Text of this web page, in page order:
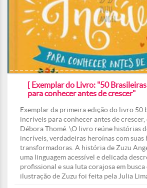
[ Exemplar do Livro: "50
para conhecer antes de crescer"
Exemplar da primeira edição do livro 50
incríveis para conhecer antes de
Débora Thomé. \O livro reúne histórias
incríveis, verdadeiras heroínas com suas
transformadoras. A história de Zuzu
uma linguagem acessível e delicada
profissional e sua luta corajosa em busca
ilustração de Zuzu foi feita pela Julia